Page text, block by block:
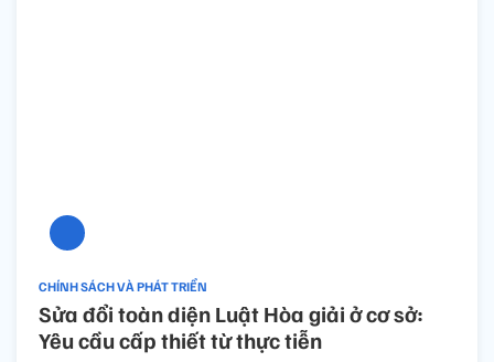
CHÍNH SÁCH VÀ PHÁT TRIỂN
Sửa đổi toàn diện Luật Hòa giải ở cơ sở:
Yêu cầu cấp thiết từ thực tiễn